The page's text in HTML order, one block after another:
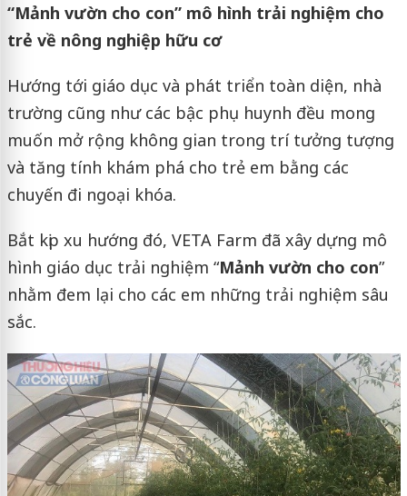
“Mảnh vườn cho con” mô hình trải nghiệm cho
trẻ về nông nghiệp hữu cơ
Hướng tới giáo dục và phát triển toàn diện, nhà
trường cũng như các bậc phụ huynh đều mong
muốn mở rộng không gian trong trí tưởng tượng
và tăng tính khám phá cho trẻ em bằng các
chuyến đi ngoại khóa.
Bắt kịp xu hướng đó, VETA Farm đã xây dựng mô
hình giáo dục trải nghiệm “Mảnh vườn cho con”
nhằm đem lại cho các em những trải nghiệm sâu
sắc.